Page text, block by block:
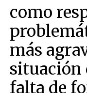
como
más
situación
falta de